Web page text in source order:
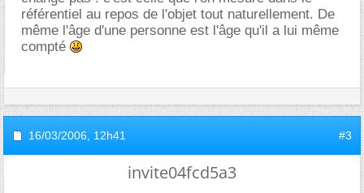
référentiel au repos de l'objet tout naturellement. De
même l'âge d'une personne est l'âge qu'il a lui même
compté
16/03/2006, 12h41 #3
invite04fcd5a3